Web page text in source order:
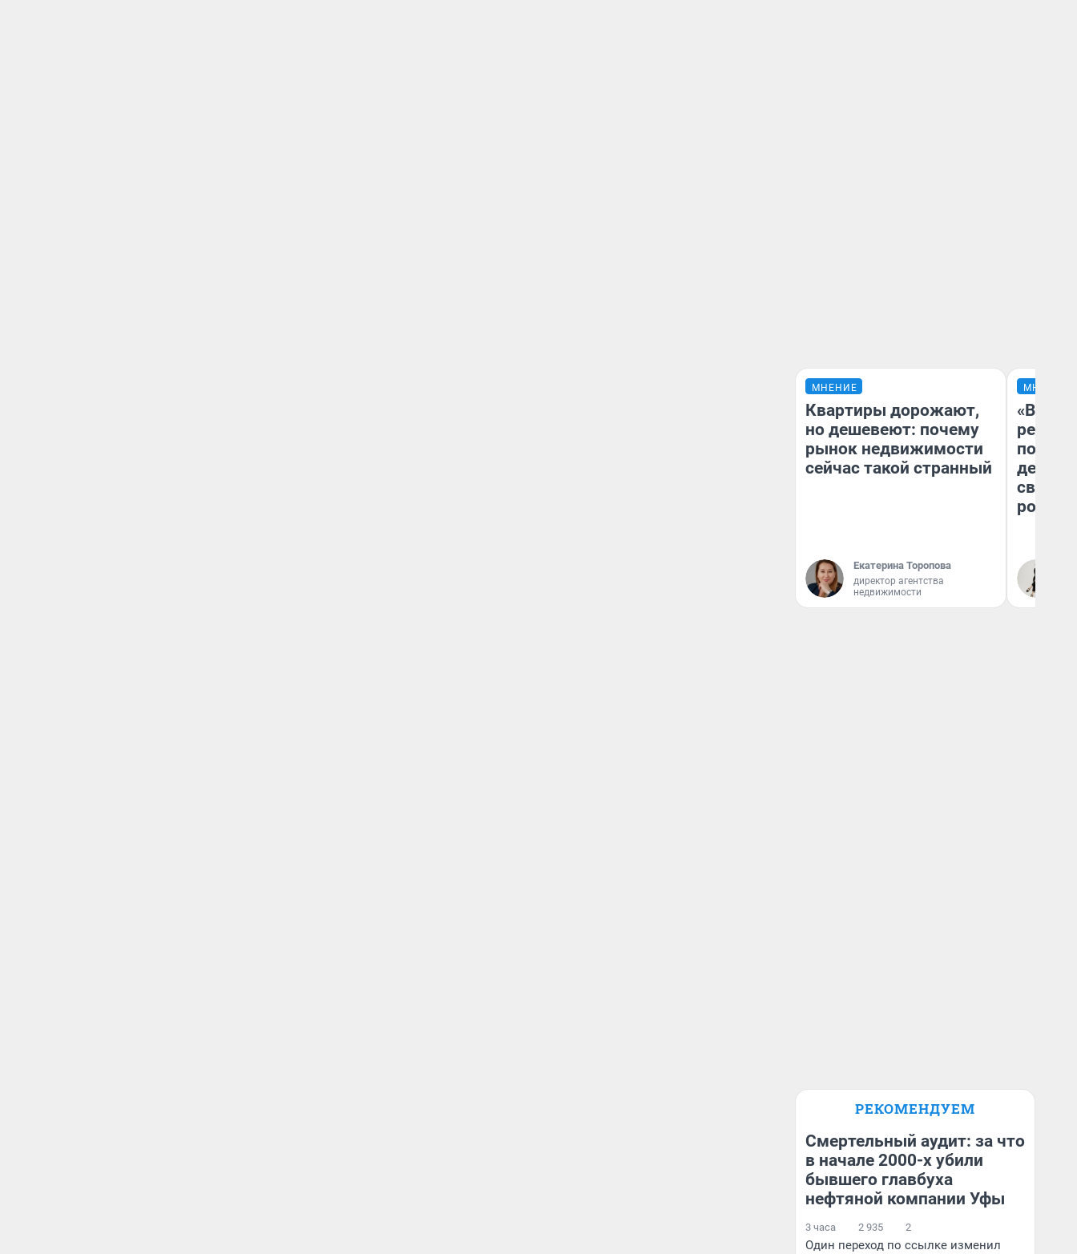
МНЕНИЕ
Квартиры дорожают,
но дешевеют: почему
рынок недвижимости
сейчас такой странный
Екатерина Торопова
директор агентства
недвижимости
МНЕНИЕ
РЕКОМЕНДУЕМ
Смертельный аудит: за что
в начале 2000-х убили
бывшего главбуха
нефтяной компании Уфы
3 часа 2 935 2
Один переход по ссылке изменил